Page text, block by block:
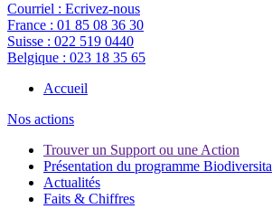
Courriel : Ecrivez-nous
France : 01 85 08 36 30
Suisse : 022 519 0440
Belgique : 023 18 35 65
Accueil
Nos actions
Trouver un Support ou une Action
Présentation du programme Biodiversita
Actualités
Faits & Chiffres